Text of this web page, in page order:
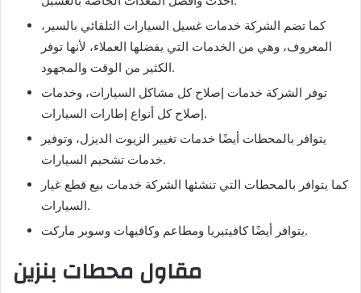
كما تضم الشركة خدمات غسيل السيارات التلقائي بالسير،
المعروف، وهي من الخدمات التي يفضلها العملاء، لأنها توفر
الكثير من الوقت والمجهود.
توفر الشركة خدمات إصلاح كل مشاكل السيارات، وخدمات
إصلاح كل أنواع إطارات السيارات.
يتوافر بالمحطات أيضًا خدمات تغيير الزيوت الديزل، وتوفير
خدمات تشحيم السيارات.
كما يتوافر بالمحطات التي تنشئها الشركة خدمات بيع قطع غيار
السيارات.
يتوافر أيضًا كافيتيريا ومطاعم وكافيهات وسوبر ماركت.
مقاول محطات بنزين